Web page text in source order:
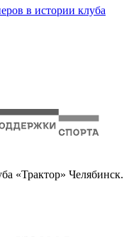
в истории клуба
«Трактор» Челябинск.